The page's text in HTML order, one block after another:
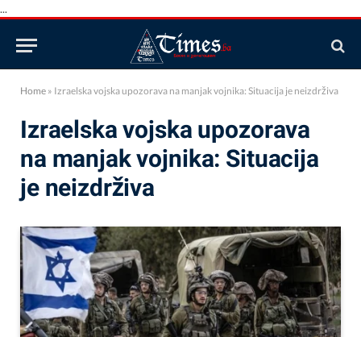
...
Home » Izraelska vojska upozorava na manjak vojnika: Situacija je neizdrživa
Izraelska vojska upozorava
na manjak vojnika: Situacija
je neizdrživa